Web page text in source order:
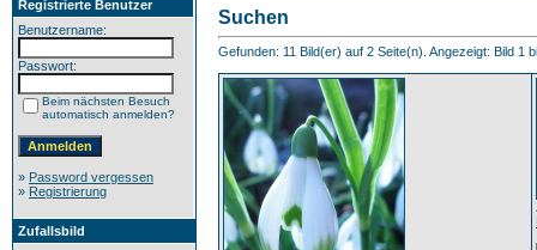
Registrierte Benutzer
Benutzername:
Passwort:
Beim nächsten Besuch
automatisch anmelden?
» Password vergessen
» Registrierung
Zufallsbild
Suchen
Gefunden: 11 Bild(er) auf 2 Seite(n). Angezeigt: Bild 1